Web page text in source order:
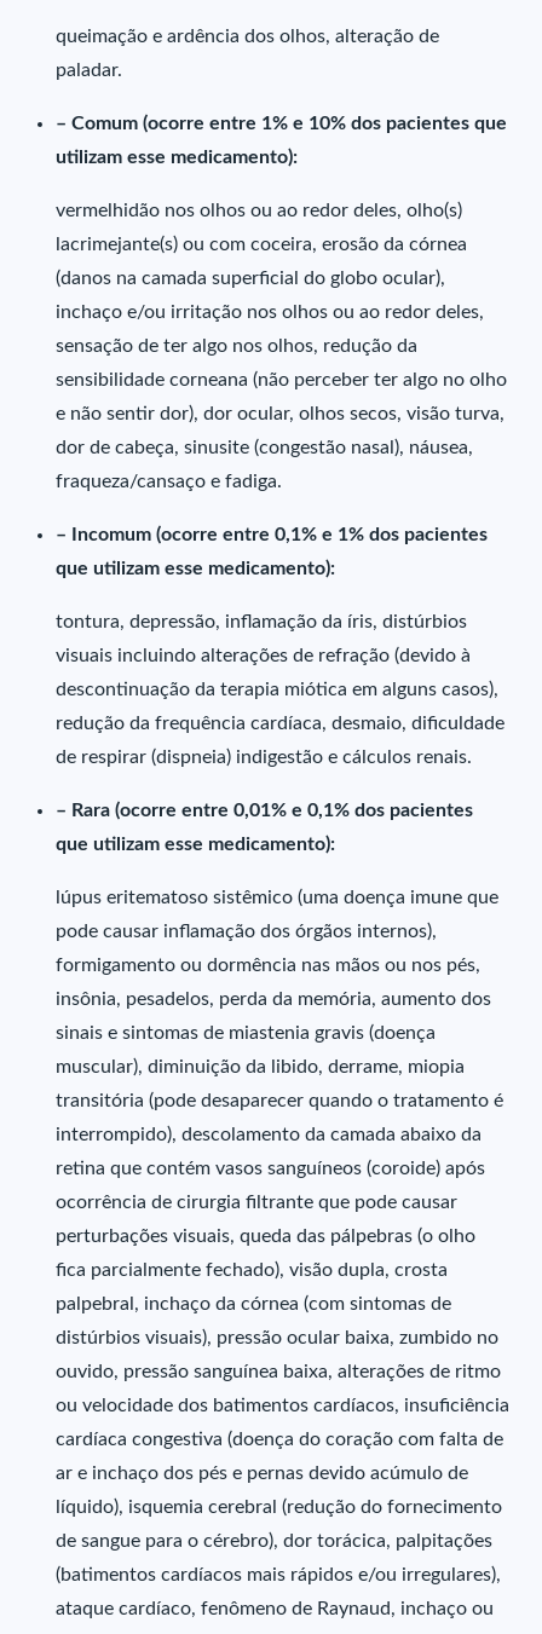
queimação e ardência dos olhos, alteração de
paladar.
– Comum (ocorre entre 1% e 10% dos pacientes que
utilizam esse medicamento):
vermelhidão nos olhos ou ao redor deles, olho(s)
lacrimejante(s) ou com coceira, erosão da córnea
(danos na camada superficial do globo ocular),
inchaço e/ou irritação nos olhos ou ao redor deles,
sensação de ter algo nos olhos, redução da
sensibilidade corneana (não perceber ter algo no olho
e não sentir dor), dor ocular, olhos secos, visão turva,
dor de cabeça, sinusite (congestão nasal), náusea,
fraqueza/cansaço e fadiga.
– Incomum (ocorre entre 0,1% e 1% dos pacientes
que utilizam esse medicamento):
tontura, depressão, inflamação da íris, distúrbios
visuais incluindo alterações de refração (devido à
descontinuação da terapia miótica em alguns casos),
redução da frequência cardíaca, desmaio, dificuldade
de respirar (dispneia) indigestão e cálculos renais.
– Rara (ocorre entre 0,01% e 0,1% dos pacientes
que utilizam esse medicamento):
lúpus eritematoso sistêmico (uma doença imune que
pode causar inflamação dos órgãos internos),
formigamento ou dormência nas mãos ou nos pés,
insônia, pesadelos, perda da memória, aumento dos
sinais e sintomas de miastenia gravis (doença
muscular), diminuição da libido, derrame, miopia
transitória (pode desaparecer quando o tratamento é
interrompido), descolamento da camada abaixo da
retina que contém vasos sanguíneos (coroide) após
ocorrência de cirurgia filtrante que pode causar
perturbações visuais, queda das pálpebras (o olho
fica parcialmente fechado), visão dupla, crosta
palpebral, inchaço da córnea (com sintomas de
distúrbios visuais), pressão ocular baixa, zumbido no
ouvido, pressão sanguínea baixa, alterações de ritmo
ou velocidade dos batimentos cardíacos, insuficiência
cardíaca congestiva (doença do coração com falta de
ar e inchaço dos pés e pernas devido acúmulo de
líquido), isquemia cerebral (redução do fornecimento
de sangue para o cérebro), dor torácica, palpitações
(batimentos cardíacos mais rápidos e/ou irregulares),
ataque cardíaco, fenômeno de Raynaud, inchaço ou